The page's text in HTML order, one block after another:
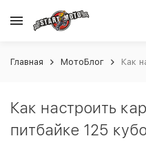
Главная МотоБлог Как
Как настроить
питбайке 125